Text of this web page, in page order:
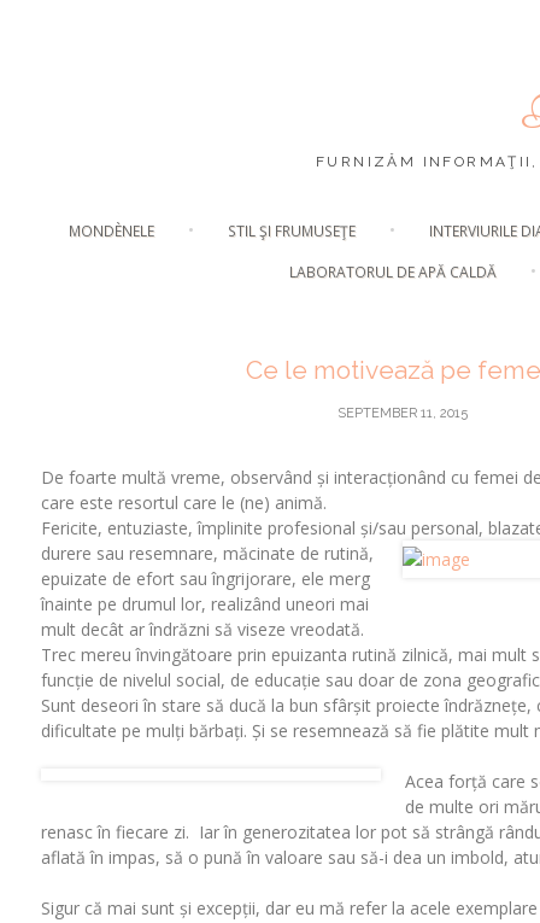
FURNIZĂM
MONDÈNELE STIL ŞI FRUMUSEŢE
INTERVIURILE
LABORATORUL DE APĂ CALDĂ
Ce le motivează pe
SEPTEMBER 11, 2015
De foarte multă vreme, observând și interacționând cu femei
care este resortul care le (ne) animă.
Fericite, entuziaste, împlinite profesional și/sau personal,
durere sau resemnare, măcinate de rutină,
epuizate de efort sau îngrijorare, ele merg
înainte pe drumul lor, realizând uneori mai
mult decât ar îndrăzni să viseze vreodată.
Trec mereu învingătoare prin epuizanta rutină zilnică, mai mult
funcție de nivelul social, de educație sau doar de zona
Sunt deseori în stare să ducă la bun sfârșit proiecte îndrăznețe,
dificultate pe mulți bărbați. Și se resemnează să fie plătite mult
Acea forță care
de multe ori
renasc în fiecare zi. Iar în generozitatea lor pot să strângă
aflată în impas, să o pună în valoare sau să-i dea un imbold,
Sigur că mai sunt și excepții, dar eu mă refer la acele